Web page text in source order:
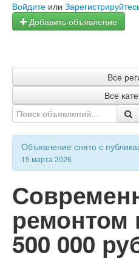
Войдите или
Добавить объявление
Объявления
Услуги
Все
Все
Объявление снято с
15 марта 2026
ремонтом
500 000